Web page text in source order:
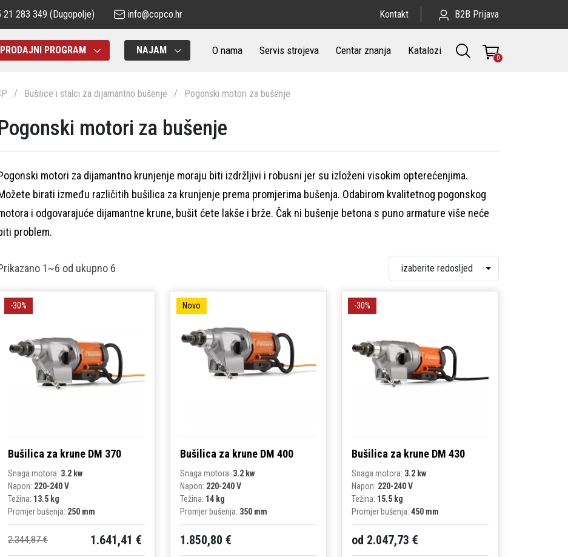
21 283 349 (Dugopolje) info@copco.hr Kontakt B2B Prijava
PRODAJNI PROGRAM NAJAM O nama Servis strojeva Centar znanja Katalozi
0
Bušilice i stalci za dijamantno bušenje Pogonski motori za bušenje
motori za bušenje
motori za dijamantno krunjenje moraju biti izdržljivi i robusni jer su izloženi visokim opterećenjima.
birati između različitih bušilica za krunjenje prema promjerima bušenja. Odabirom kvalitetnog pogonskog
i odgovarajuće dijamantne krune, bušit ćete lakše i brže. Čak ni bušenje betona s puno armature više neće
problem.
1~6 od ukupno 6
Bušilica za krune DM 370
Snaga motora: 3.2 kw
Napon: 220-240 V
Težina: 13.5 kg
Promjer bušenja: 250 mm
2.344,87 € 1.641,41 €
-30%
Bušilica za krune DM 400
Snaga motora: 3.2 kw
Napon: 220-240 V
Težina: 14 kg
Promjer bušenja: 350 mm
1.850,80 €
Novo
Bušilica za krune DM 430
Snaga motora: 3.2 kw
Napon: 220-240 V
Težina: 15.5 kg
Promjer bušenja:450 mm
od 2.047,73 €
-30%